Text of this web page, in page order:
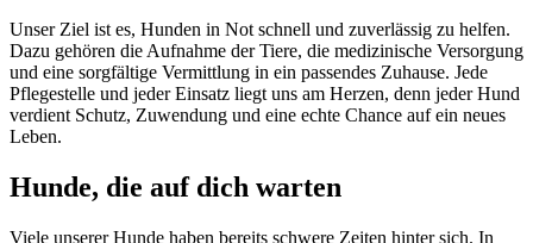
Unser Ziel ist es, Hunden in Not schnell und zuverlässig zu helfen.
Dazu gehören die Aufnahme der Tiere, die medizinische Versorgung
und eine sorgfältige Vermittlung in ein passendes Zuhause. Jede
Pflegestelle und jeder Einsatz liegt uns am Herzen, denn jeder Hund
verdient Schutz, Zuwendung und eine echte Chance auf ein neues
Leben.
Hunde, die auf dich warten
Viele unserer Hunde haben bereits schwere Zeiten hinter sich. In